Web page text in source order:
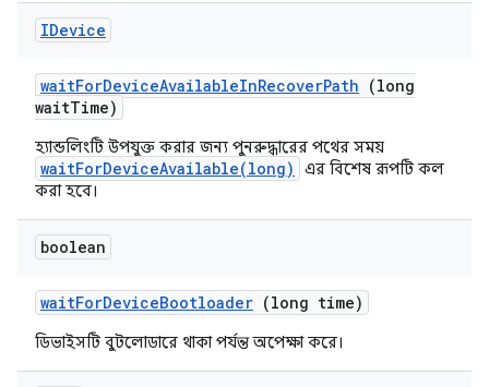
IDevice
waitForDeviceAvailableInRecoverPath (long
waitTime)
হ্যান্ডলিংটি উপযুক্ত করার জন্য পুনরুদ্ধারের পথের সময়
waitForDeviceAvailable(long)
এর বিশেষ রূপটি কল
করা হবে।
boolean
waitForDeviceBootloader (long time)
ডিভাইসটি বুটলোডারে থাকা পর্যন্ত অপেক্ষা করে।